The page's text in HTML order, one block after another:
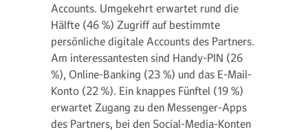
Accounts. Umgekehrt erwartet rund die
Hälfte (46 %) Zugriff auf bestimmte
persönliche digitale Accounts des Partners.
Am interessantesten sind Handy-PIN (26
%), Online-Banking (23 %) und das E-Mail-
Konto (22 %). Ein knappes Fünftel (19 %)
erwartet Zugang zu den Messenger-Apps
des Partners, bei den Social-Media-Konten